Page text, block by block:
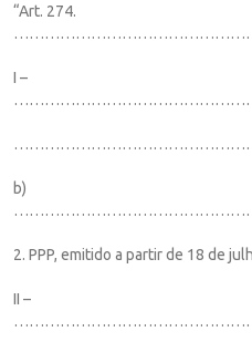
“Art. 274.
I –
b)
2. PPP, emitido a partir de 18 de
II –